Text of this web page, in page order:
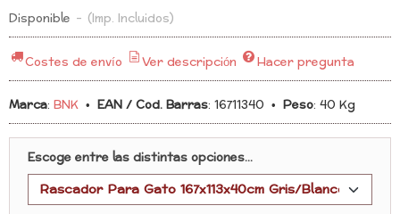
Disponible - (Imp. Incluidos)
Costes de envío Ver descripción
Hacer pregunta
Marca: BNK • EAN / Cod. Barras: 16711340 • Peso: 40 Kg
Escoge entre las distintas opciones...